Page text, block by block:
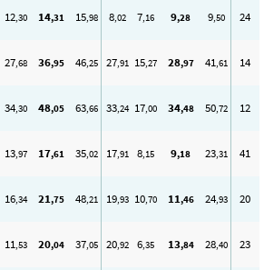
12,30 14,31 15,98 8,02 7,16 9,28 9,50 24
27,68 36,95 46,25 27,91 15,27 28,97 41,61 14
34,30 48,05 63,66 33,24 17,00 34,48 50,72 12
13,97 17,61 35,02 17,91 8,15 9,18 23,31 41
16,34 21,75 48,21 19,93 10,70 11,46 24,93 20
11,53 20,04 37,05 20,92 6,35 13,84 28,40 23